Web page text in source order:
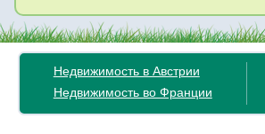
Недвижимость в Австрии
Недвижимость во Франции